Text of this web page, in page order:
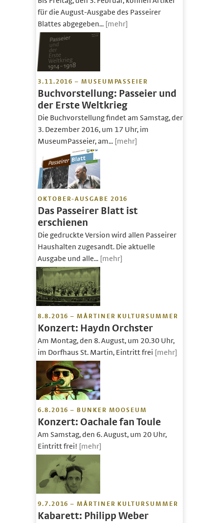
für die August-Ausgabe des Passeirer
Blattes abgegeben... [mehr]
3.11.2016 – MUSEUMPASSEIER
Buchvorstellung: Passeier und
der Erste Weltkrieg
Die Buchvorstellung findet am Samstag, den
3. Dezember 2016, um 17 Uhr, im
MuseumPasseier, am... [mehr]
OKTOBER-AUSGABE 2016
Das Passeirer Blatt ist
erschienen
Die gedruckte Version wird allen Passeirer
Haushalten zugesandt. Die aktuelle
Ausgabe und alle... [mehr]
8.8.2016 – MÅRTINER KULTURSUMMER
Konzert: Haydn Orchster
Am Montag, den 8. August, um 20.30 Uhr,
im Dorfhaus St. Martin, Eintritt frei [mehr]
6.8.2016 – BUNKER MOOSEUM
Konzert: Oachale fan Toule
Am Samstag, den 6. August, um 20 Uhr,
Eintritt frei! [mehr]
9.7.2016 – MÅRTINER KULTURSUMMER
Kabarett: Philipp Weber